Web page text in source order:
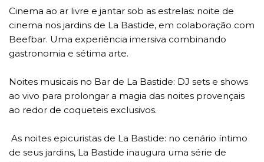
Cinema ao ar livre e jantar sob as estrelas: noite de
cinema nos jardins de La Bastide, em colaboração com
Beefbar. Uma experiência imersiva combinando
gastronomia e sétima arte.
Noites musicais no Bar de La Bastide: DJ sets e shows
ao vivo para prolongar a magia das noites provençais
ao redor de coqueteis exclusivos.
As noites epicuristas de La Bastide: no cenário íntimo
de seus jardins, La Bastide inaugura uma série de